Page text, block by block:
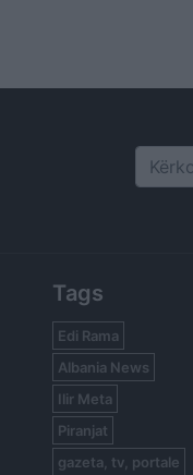
Search
Tags
Edi Rama
Albania News
Ilir Meta
Piranjat
gazeta, tv, portale